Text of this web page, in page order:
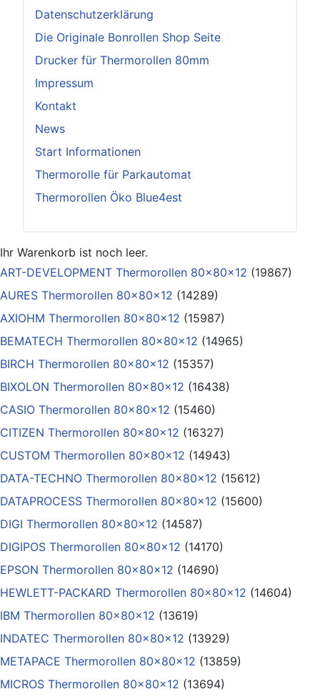
Datenschutzerklärung
Die Originale Bonrollen Shop Seite
Drucker für Thermorollen 80mm
Impressum
Kontakt
News
Start Informationen
Thermorolle für Parkautomat
Thermorollen Öko Blue4est
Ihr Warenkorb ist noch leer.
ART-DEVELOPMENT Thermorollen 80x80x12 (19867)
AURES Thermorollen 80x80x12 (14289)
AXIOHM Thermorollen 80x80x12 (15987)
BEMATECH Thermorollen 80x80x12 (14965)
BIRCH Thermorollen 80x80x12 (15357)
BIXOLON Thermorollen 80x80x12 (16438)
CASIO Thermorollen 80x80x12 (15460)
CITIZEN Thermorollen 80x80x12 (16327)
CUSTOM Thermorollen 80x80x12 (14943)
DATA-TECHNO Thermorollen 80x80x12 (15612)
DATAPROCESS Thermorollen 80x80x12 (15600)
DIGI Thermorollen 80x80x12 (14587)
DIGIPOS Thermorollen 80x80x12 (14170)
EPSON Thermorollen 80x80x12 (14690)
HEWLETT-PACKARD Thermorollen 80x80x12 (14604)
IBM Thermorollen 80x80x12 (13619)
INDATEC Thermorollen 80x80x12 (13929)
METAPACE Thermorollen 80x80x12 (13859)
MICROS Thermorollen 80x80x12 (13694)